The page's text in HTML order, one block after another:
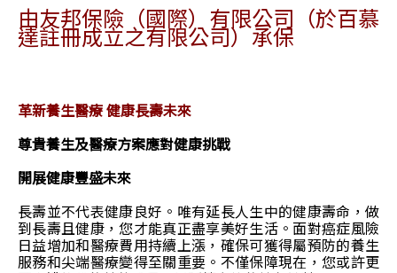
由友邦保險（國際）有限公司（於百慕
達註冊成立之有限公司）承保
革新養生醫療 健康長壽未來
尊貴養生及醫療方案應對健康挑戰
開展健康豐盛未來
長壽並不代表健康良好。唯有延長人生中的健康壽命，做
到長壽且健康，您才能真正盡享美好生活。面對癌症風險
日益增加和醫療費用持續上漲，確保可獲得屬預防的養生
服務和尖端醫療變得至關重要。不僅保障現在，您或許更